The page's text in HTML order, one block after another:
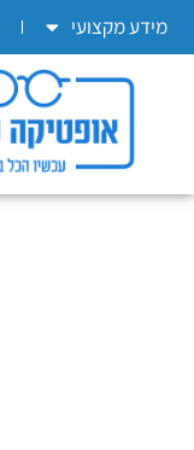
בְּאֲתָר
זֶה
מֻפְעֶלֶת
"המרכז
הישראלי
מידע מקצועי